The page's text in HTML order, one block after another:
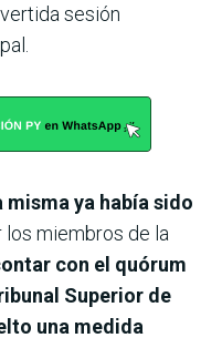
sesión
misma ya había sido
los miembros de la
con el quórum
Superior de
una medida